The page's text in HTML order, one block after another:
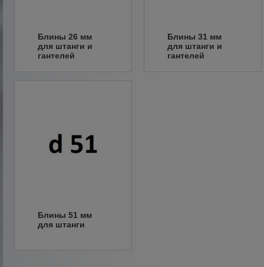
Блины 26 мм
для штанги и
гантелей
Блины 31 мм
для штанги и
гантелей
Блины 51 мм
для штанги